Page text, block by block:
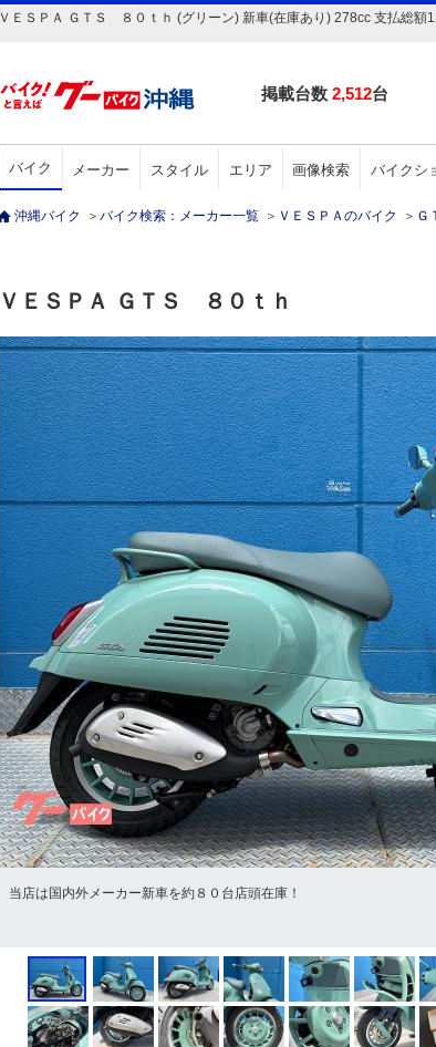
ＶＥＳＰＡ ＧＴＳ ８０ｔｈ (グリーン) 新車(在庫あり) 278cc 支払総
掲載台数 2,512台
バイク メーカー スタイル エリア 画像検索 バイクシ
沖縄バイク ＞ バイク検索：メーカー一覧 ＞ ＶＥＳＰＡのバイク ＞ Ｇ
ＶＥＳＰＡ ＧＴＳ ８０ｔｈ
当店は国内外メーカー新車を約８０台店頭在庫！